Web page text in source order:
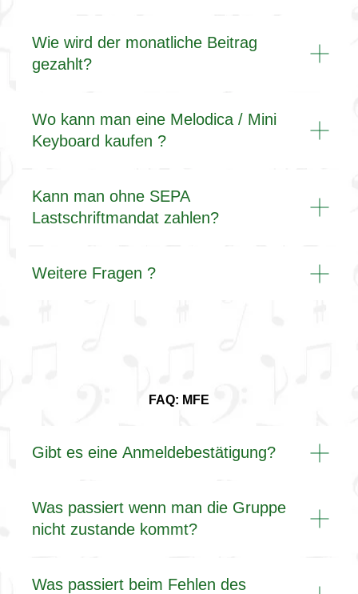
Wie wird der monatliche Beitrag
gezahlt?
Wo kann man eine Melodica / Mini
Keyboard kaufen ?
Kann man ohne SEPA
Lastschriftmandat zahlen?
Weitere Fragen ?
FAQ: MFE
Gibt es eine Anmeldebestätigung?
Was passiert wenn man die Gruppe
nicht zustande kommt?
Was passiert beim Fehlen des